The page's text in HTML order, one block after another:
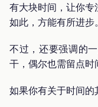
有大块时间，让你专
如此，方能有所进步。
不过，还要强调的
干，偶尔也需留点时
如果你有关于时间的